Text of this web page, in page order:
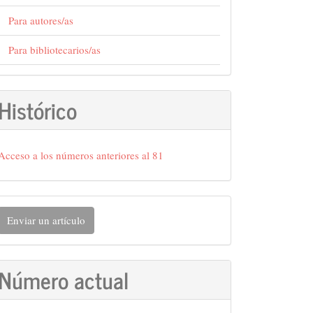
Para autores/as
Para bibliotecarios/as
Histórico
a los números anteriores al 81
Enviar un artículo
actual